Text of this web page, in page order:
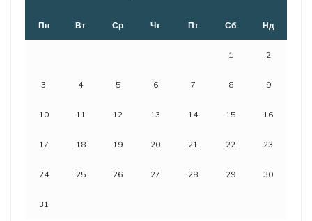
Пн Вт Ср Чт Пт Сб Нд
1 2
3 4 5 6 7 8 9
10 11 12 13 14 15 16
17 18 19 20 21 22 23
24 25 26 27 28 29 30
31